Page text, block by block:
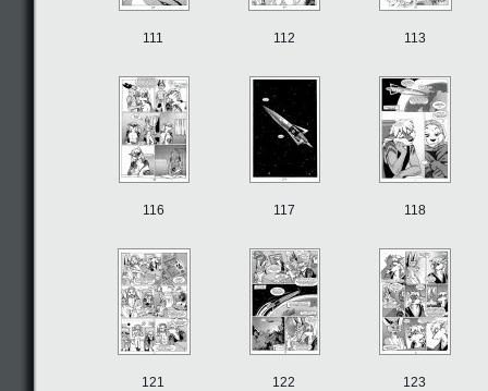
111 112 113
116 117 118
121 122 123